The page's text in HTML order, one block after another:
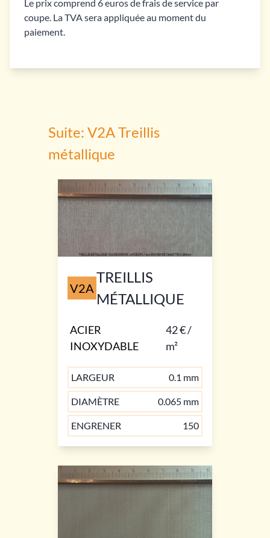
Le prix comprend 6 euros de frais de service par
coupe. La TVA sera appliquée au moment du
paiement.
Suite: V2A Treillis
métallique
V2A
TREILLIS
MÉTALLIQUE
ACIER
INOXYDABLE
42 € /
m²
LARGEUR 0.1 mm
DIAMÈTRE 0.065 mm
ENGRENER 150